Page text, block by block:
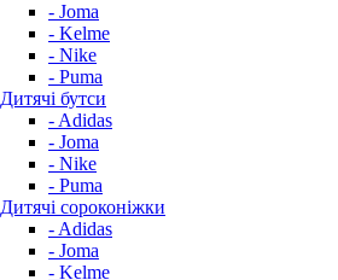
- Joma
- Kelme
- Nike
- Puma
Дитячі бутси
- Adidas
- Joma
- Nike
- Puma
Дитячі сороконіжки
- Adidas
- Joma
- Kelme